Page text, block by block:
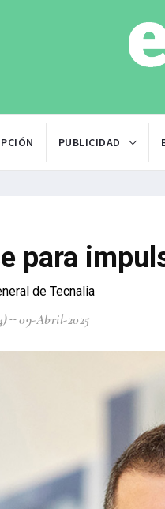
PUBLICIDAD
para
de Tecnalia
09-Abril-2025